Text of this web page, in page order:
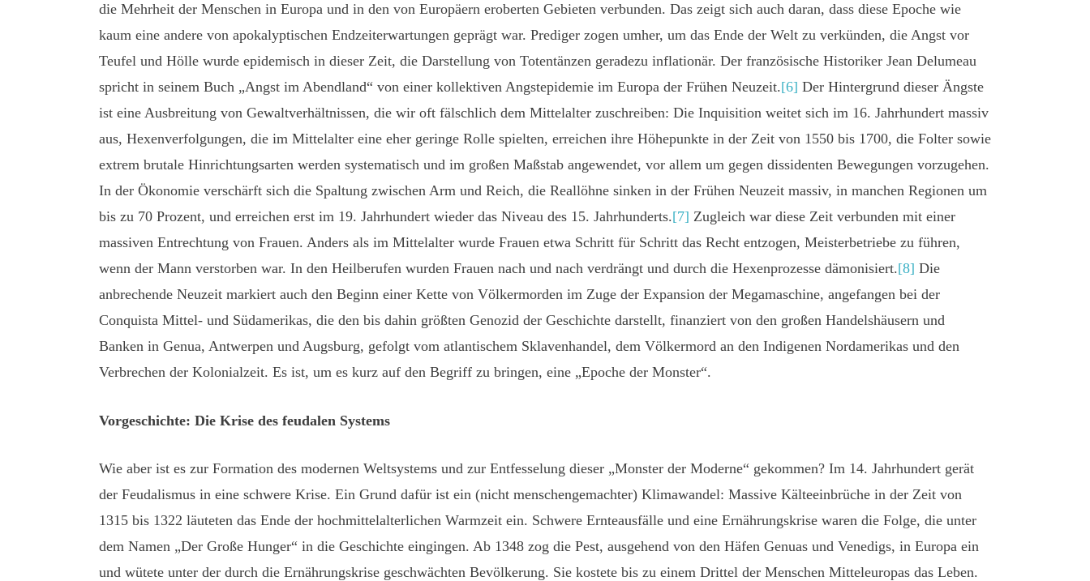
die Mehrheit der Menschen in Europa und in den von Europäern eroberten Gebieten verbunden. Das zeigt sich auch daran, dass diese Epoche wie
kaum eine andere von apokalyptischen Endzeiterwartungen geprägt war. Prediger zogen umher, um das Ende der Welt zu verkünden, die Angst vor
Teufel und Hölle wurde epidemisch in dieser Zeit, die Darstellung von Totentänzen geradezu inflationär. Der französische Historiker Jean Delumeau
spricht in seinem Buch „Angst im Abendland“ von einer kollektiven Angstepidemie im Europa der Frühen Neuzeit.[6] Der Hintergrund dieser Ängste
ist eine Ausbreitung von Gewaltverhältnissen, die wir oft fälschlich dem Mittelalter zuschreiben: Die Inquisition weitet sich im 16. Jahrhundert massiv
aus, Hexenverfolgungen, die im Mittelalter eine eher geringe Rolle spielten, erreichen ihre Höhepunkte in der Zeit von 1550 bis 1700, die Folter sowie
extrem brutale Hinrichtungsarten werden systematisch und im großen Maßstab angewendet, vor allem um gegen dissidenten Bewegungen vorzugehen.
In der Ökonomie verschärft sich die Spaltung zwischen Arm und Reich, die Reallöhne sinken in der Frühen Neuzeit massiv, in manchen Regionen um
bis zu 70 Prozent, und erreichen erst im 19. Jahrhundert wieder das Niveau des 15. Jahrhunderts.[7] Zugleich war diese Zeit verbunden mit einer
massiven Entrechtung von Frauen. Anders als im Mittelalter wurde Frauen etwa Schritt für Schritt das Recht entzogen, Meisterbetriebe zu führen,
wenn der Mann verstorben war. In den Heilberufen wurden Frauen nach und nach verdrängt und durch die Hexenprozesse dämonisiert.[8] Die
anbrechende Neuzeit markiert auch den Beginn einer Kette von Völkermorden im Zuge der Expansion der Megamaschine, angefangen bei der
Conquista Mittel- und Südamerikas, die den bis dahin größten Genozid der Geschichte darstellt, finanziert von den großen Handelshäusern und
Banken in Genua, Antwerpen und Augsburg, gefolgt vom atlantischem Sklavenhandel, dem Völkermord an den Indigenen Nordamerikas und den
Verbrechen der Kolonialzeit. Es ist, um es kurz auf den Begriff zu bringen, eine „Epoche der Monster“.
Vorgeschichte: Die Krise des feudalen Systems
Wie aber ist es zur Formation des modernen Weltsystems und zur Entfesselung dieser „Monster der Moderne“ gekommen? Im 14. Jahrhundert gerät
der Feudalismus in eine schwere Krise. Ein Grund dafür ist ein (nicht menschengemachter) Klimawandel: Massive Kälteeinbrüche in der Zeit von
1315 bis 1322 läuteten das Ende der hochmittelalterlichen Warmzeit ein. Schwere Ernteausfälle und eine Ernährungskrise waren die Folge, die unter
dem Namen „Der Große Hunger“ in die Geschichte eingingen. Ab 1348 zog die Pest, ausgehend von den Häfen Genuas und Venedigs, in Europa ein
und wütete unter der durch die Ernährungskrise geschwächten Bevölkerung. Sie kostete bis zu einem Drittel der Menschen Mitteleuropas das Leben.